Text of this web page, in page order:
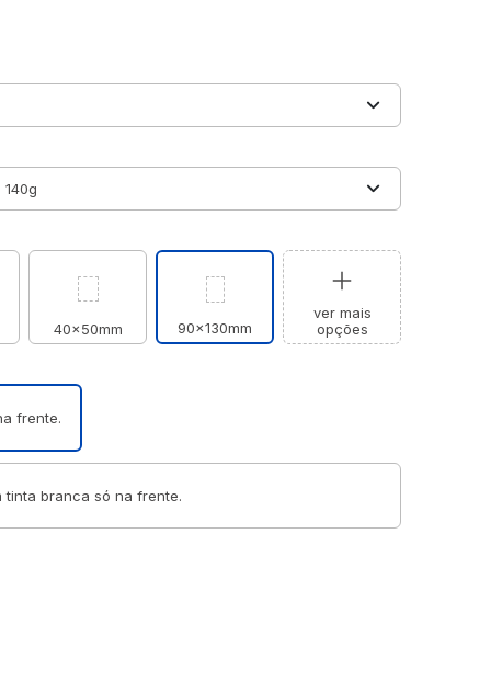
40x50mm 90x130mm
ver mais
opções
frente.
tinta branca só na frente.